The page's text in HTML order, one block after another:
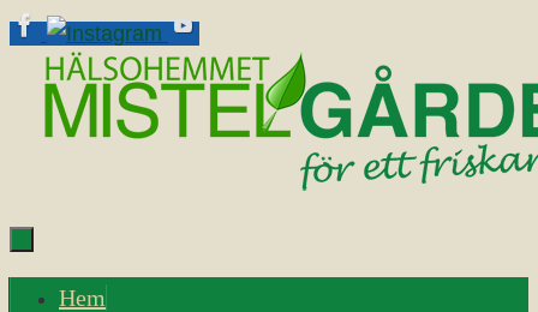
Skip
content
Skip Hem